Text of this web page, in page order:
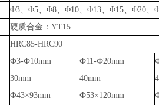
Φ3、Φ5、Φ8、Φ10、Φ13、Φ15、Φ20、
硬质合金：YT15
HRC85-HRC90
Ф3-Ф10mm Ф11-Ф20mm
30mm 40mm
Ф43×93mm Ф53×120mm